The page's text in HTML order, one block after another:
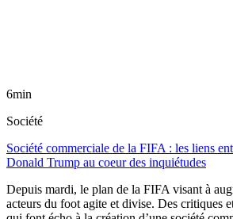
6min
Société
Société commerciale de la FIFA : les liens
Donald Trump au coeur des inquiétudes
Depuis mardi, le plan de la FIFA visant à
acteurs du foot agite et divise. Des critiques